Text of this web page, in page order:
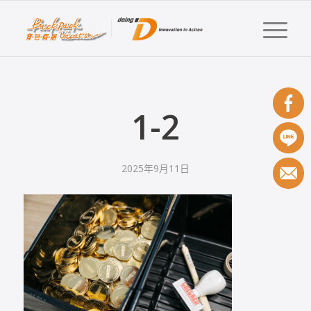
1-2
2025年9月11日